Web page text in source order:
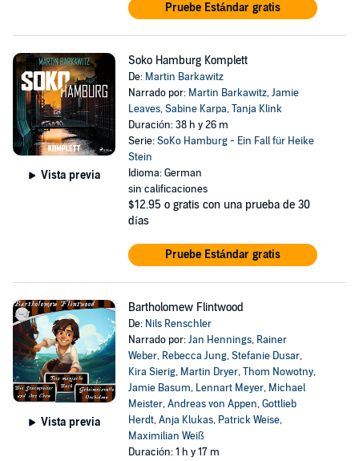
Pruebe Estándar gratis
Vista previa
Soko Hamburg Komplett
De: Martin Barkawitz
Narrado por: Martin Barkawitz,Jamie
Leaves,Sabine Karpa,Tanja Klink
Duración: 38 h y 26 m
Serie:SoKo Hamburg - Ein Fall für Heike
Stein
Idioma: German
sin calificaciones
$12.95 o gratis con una prueba de 30
días
Pruebe Estándar gratis
Vista previa
Bartholomew Flintwood
De: Nils Renschler
Narrado por:Jan Hennings, Rainer
Weber, Rebecca Jung,Stefanie Dusar,
Kira Sierig, Martin Dryer,Thom Nowotny,
Jamie Basum, Lennart Meyer, Michael
Meister,Andreas von Appen,Gottlieb
Herdt,Anja Klukas, Patrick Weise,
Maximilian Weiß
Duración: 1 h y 17 m